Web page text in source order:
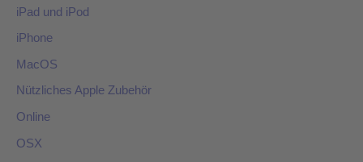
iPad und iPod
iPhone
MacOS
Nützliches Apple Zubehör
Online
OSX